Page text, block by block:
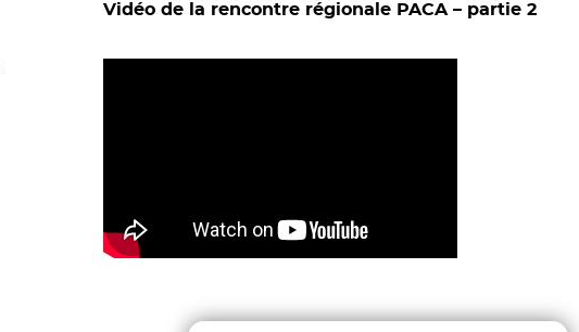
Vidéo de la rencontre régionale PACA – partie 2